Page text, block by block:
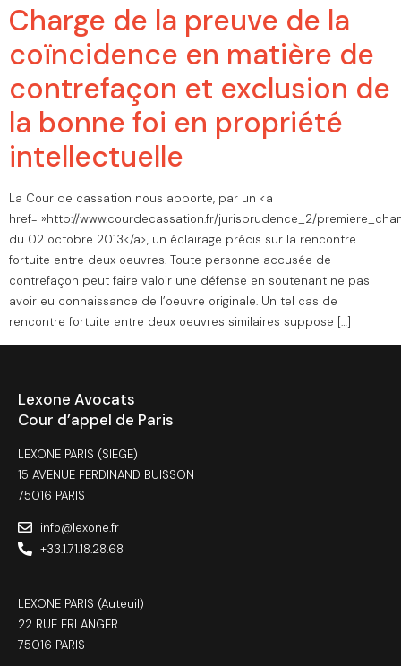
Charge de la preuve de la
coïncidence en matière de
contrefaçon et exclusion de
la bonne foi en propriété
intellectuelle
La Cour de cassation nous apporte, par un <a
href= »http://www.courdecassation.fr/jurisprudence_2/
du 02 octobre 2013</a>, un éclairage précis sur la rencontre
fortuite entre deux oeuvres. Toute personne accusée de
contrefaçon peut faire valoir une défense en soutenant ne pas
avoir eu connaissance de l’oeuvre originale. Un tel cas de
rencontre fortuite entre deux oeuvres similaires suppose […]
Lexone Avocats
Cour d’appel de Paris
LEXONE PARIS (SIEGE)
15 AVENUE FERDINAND BUISSON
75016 PARIS
info@lexone.fr
+33.1.71.18.28.68
LEXONE PARIS (Auteuil)
22 RUE ERLANGER
75016 PARIS